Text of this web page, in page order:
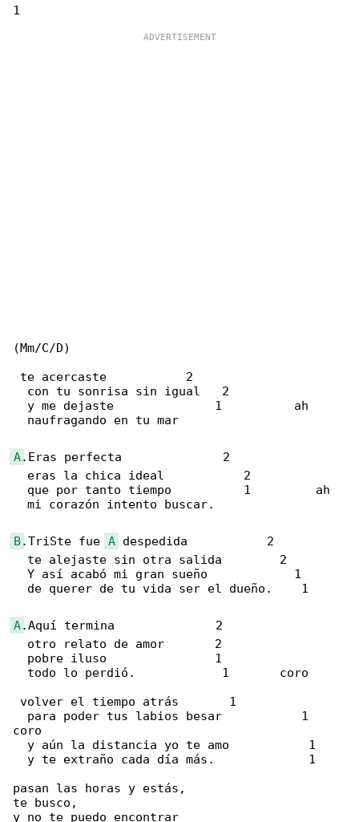
(Mm/C/D)
te acercaste           2
  con tu sonrisa sin igual   2
  y me dejaste              1          ah
  naufragando en tu mar
A.Eras perfecta              2
  eras la chica ideal           2
  que por tanto tiempo          1         ah
  mi corazón intento buscar.
B.TriSte fue A despedida           2
  te alejaste sin otra salida        2
  Y así acabó mi gran sueño            1
  de querer de tu vida ser el dueño.    1
A.Aquí termina              2
  otro relato de amor       2
  pobre iluso               1
  todo lo perdió.            1       coro
volver el tiempo atrás       1
  para poder tus labios besar           1
coro
  y aún la distancia yo te amo           1
  y te extraño cada día más.             1
pasan las horas y estás,
te busco,
y no te puedo encontrar